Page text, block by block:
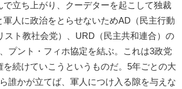
で立ち上がり、クーデターを起こして独裁
軍人に政治をとらせないためAD（民主行動
スト教社会党）、URD（民主共和連合）の
プント・フィホ協定を結ぶ。これは3政党
を続けていこうというものだ。5年ごとの大
誰かが立てば、軍人につけ入る隙を与えな